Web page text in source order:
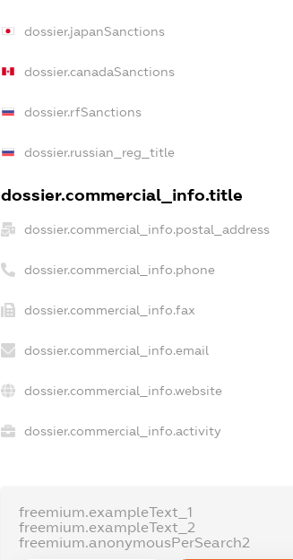
dossier.japanSanctions
dossier.canadaSanctions
dossier.rfSanctions
dossier.russian_reg_title
dossier.commercial_info.title
dossier.commercial_info.postal_address
dossier.commercial_info.phone
dossier.commercial_info.fax
dossier.commercial_info.email
dossier.commercial_info.website
dossier.commercial_info.activity
freemium.exampleText_1
freemium.exampleText_2
freemium.anonymousPerSearch2